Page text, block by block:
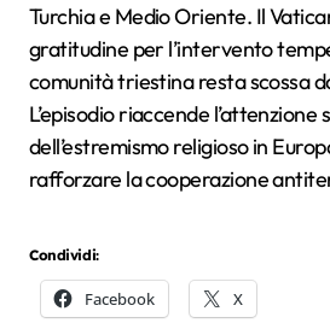
Turchia e Medio Oriente. Il
gratitudine per l’intervento
comunità triestina resta scossa
L’episodio riaccende l’attenzione
dell’estremismo religioso in
rafforzare la cooperazione
Condividi:
Facebook X